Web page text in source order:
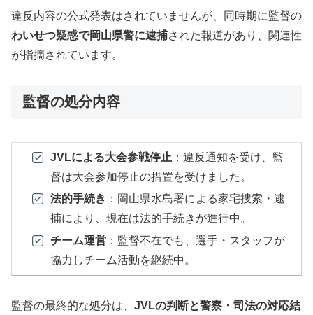
違反内容の公式発表はされていませんが、同時期に監督の
わいせつ疑惑で岡山県警に逮捕された報道があり、関連性
が指摘されています。
監督の処分内容
JVLによる大会参戦停止 ：違反通知を受け、監
督は大会参加停止の措置を受けました。
法的手続き ：岡山県水島署による家宅捜索・逮
捕により、現在は法的手続きが進行中。
チーム運営：監督不在でも、選手・スタッフが
協力しチーム活動を継続中。
監督の最終的な処分は、 JVLの判断と警察・司法の対応結